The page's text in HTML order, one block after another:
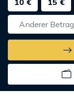
10 €
15 €